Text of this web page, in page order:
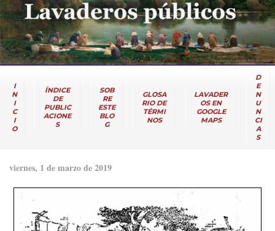
I
N
I
C
I
O
ÍNDICE
DE
PUBLIC
ACIONE
S
SOB
RE
ESTE
BLO
G
GLOSA
RIO DE
TÉRMI
NOS
LAVADER
OS EN
GOOGLE
MAPS
D
E
N
U
N
CI
A
S
viernes, 1 de marzo de 2019